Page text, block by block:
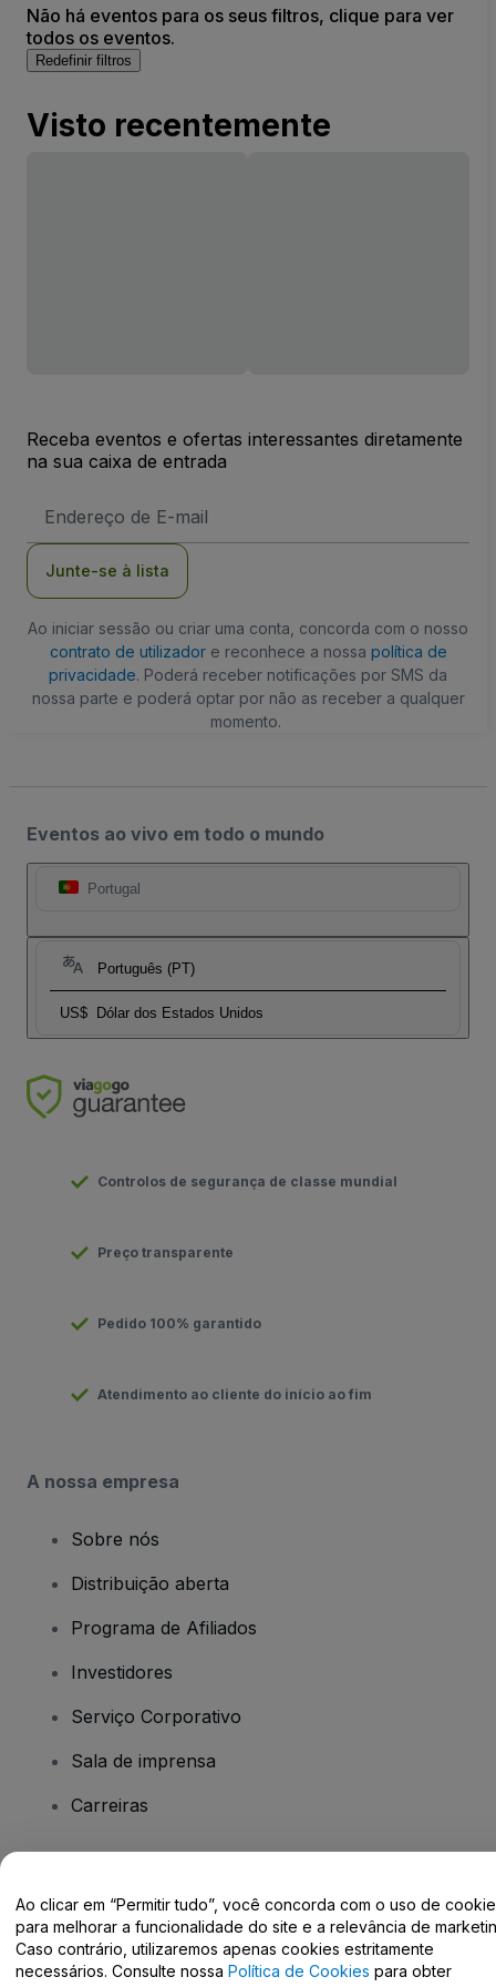
Não há eventos para os seus filtros, clique para ver
todos os eventos.
Redefinir filtros
Visto recentemente
Receba eventos e ofertas interessantes diretamente
na sua caixa de entrada
de
Junte-se à lista
Ao iniciar sessão ou criar uma conta, concorda com o nosso
contrato de utilizadore reconhece a nossa política de
privacidade. Poderá receber notificações por SMS da
nossa parte e poderá optar por não as receber a qualquer
momento.
Eventos ao vivo em todo o mundo
Portugal
Português (PT)
US$ Dólar dos Estados Unidos
Controlos de segurança de classe mundial
Preço transparente
Pedido 100% garantido
Atendimento ao cliente do início ao fim
A nossa empresa
Sobre nós
Distribuição aberta
Programa de Afiliados
Investidores
Serviço Corporativo
Sala de imprensa
Carreiras
Centro de Ajuda / Fale Conosco
Ao clicar em “Permitir tudo”, você concorda com o uso de
para melhorar a funcionalidade do site e a relevância de
Caso contrário, utilizaremos apenas cookies estritamente
necessários. Consulte nossa Política de Cookies para obter